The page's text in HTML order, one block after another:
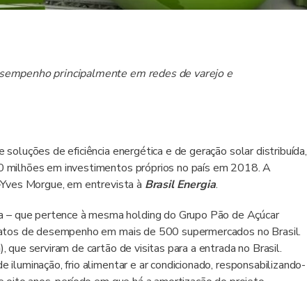
principalmente em redes de varejo e
de eficiência energética e de geração solar distribuída,
em investimentos próprios no país em 2018. A
Morgue, em entrevista à Brasil Energia.
que pertence à mesma holding do Grupo Pão de Açúcar
de desempenho em mais de 500 supermercados no Brasil.
serviram de cartão de visitas para a entrada no Brasil.
frio alimentar e ar condicionado, responsabilizando-